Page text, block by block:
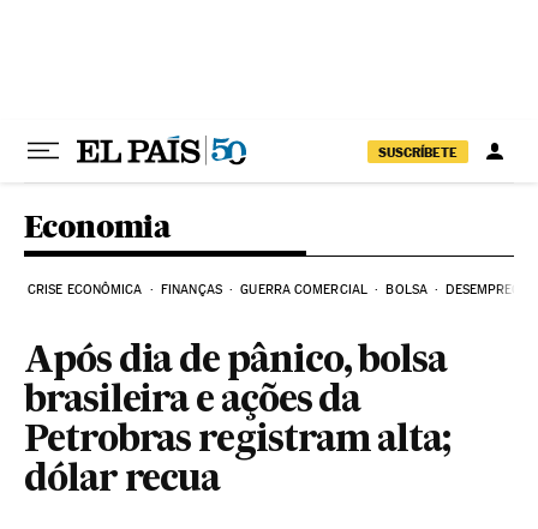
SUSCRÍBETE
Economia
CRISE ECONÔMICA FINANÇAS GUERRA COMERCIAL BOLSA DESEMPREGO
Após dia de pânico, bolsa
brasileira e ações da
Petrobras registram alta;
dólar recua